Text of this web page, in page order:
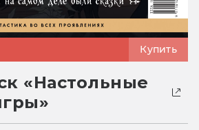
Купить
«Настольные